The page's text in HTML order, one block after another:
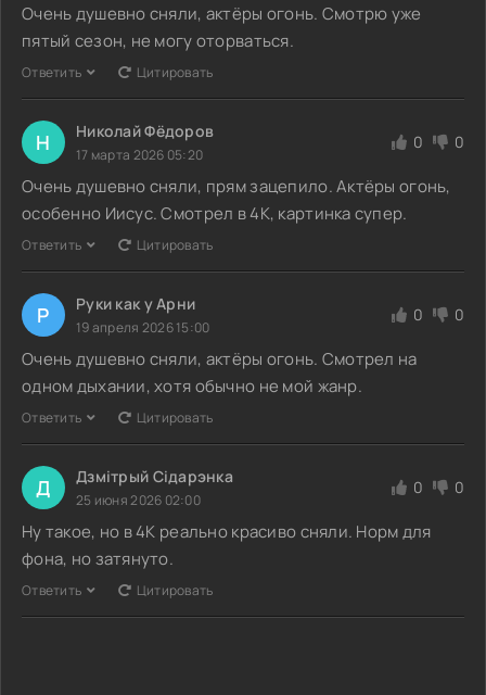
Очень душевно сняли, актёры огонь. Смотрю уже
пятый сезон, не могу оторваться.
Ответить Цитировать
Н Николай Фёдоров
17 марта 2026 05:20
0 0
Очень душевно сняли, прям зацепило. Актёры огонь,
особенно Иисус. Смотрел в 4К, картинка супер.
Ответить Цитировать
Р Руки как у Арни
19 апреля 2026 15:00
0 0
Очень душевно сняли, актёры огонь. Смотрел на
одном дыхании, хотя обычно не мой жанр.
Ответить Цитировать
Д Дзмітрый Сідарэнка
25 июня 2026 02:00
0 0
Ну такое, но в 4K реально красиво сняли. Норм для
фона, но затянуто.
Ответить Цитировать